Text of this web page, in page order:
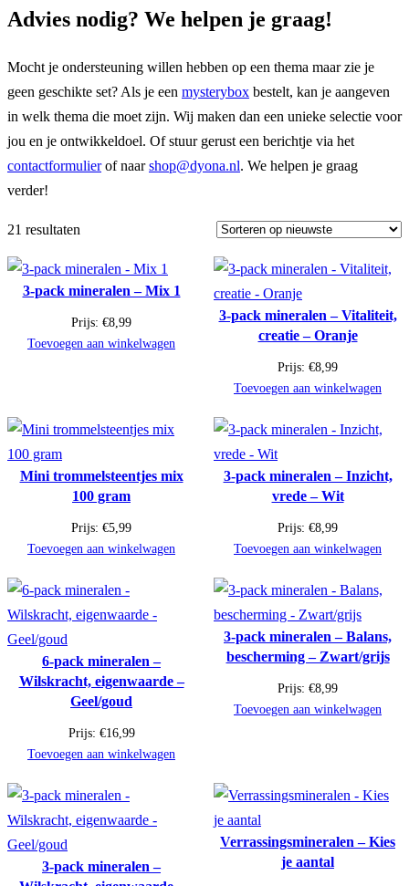
Advies nodig? We helpen je graag!
Mocht je ondersteuning willen hebben op een thema maar zie je
geen geschikte set? Als je een mysterybox bestelt, kan je aangeven
in welk thema die moet zijn. Wij maken dan een unieke selectie voor
jou en je ontwikkeldoel. Of stuur gerust een berichtje via het
contactformulierof naarshop@dyona.nl. We helpen je graag
verder!
21 resultaten
3-pack mineralen – Mix 1
Prijs: €8,99
Toevoegen aan winkelwagen
3-pack mineralen – Vitaliteit,
creatie – Oranje
Prijs: €8,99
Toevoegen aan winkelwagen
Mini trommelsteentjes mix
100 gram
Prijs: €5,99
Toevoegen aan winkelwagen
3-pack mineralen – Inzicht,
vrede – Wit
Prijs: €8,99
Toevoegen aan winkelwagen
6-pack mineralen –
Wilskracht, eigenwaarde –
Geel/goud
Prijs: €16,99
Toevoegen aan winkelwagen
3-pack mineralen – Balans,
bescherming – Zwart/grijs
Prijs: €8,99
Toevoegen aan winkelwagen
3-pack mineralen –
Verrassingsmineralen – Kies
je aantal